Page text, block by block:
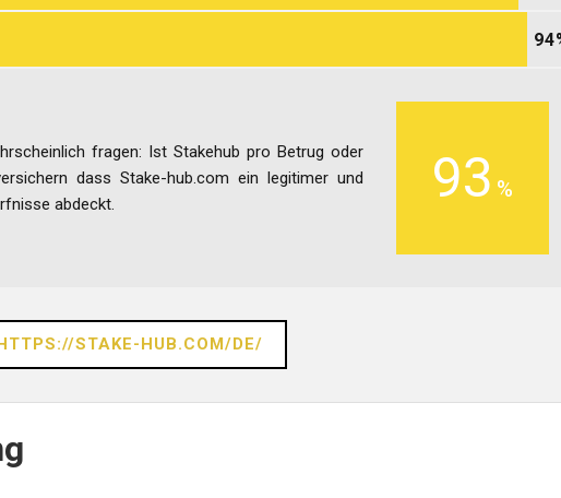
94
93
fragen: Ist Stakehub pro Betrug oder
dass Stake-hub.com ein legitimer und
abdeckt.
STAKE-HUB.COM/DE/